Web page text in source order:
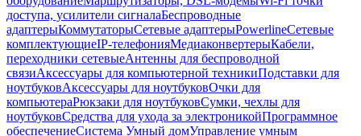
доступа, усилители сигналаБеспроводные
адаптерыКоммутаторыСетевые адаптерыPowerlineСетевые
комплектующиеIP-телефонияМедиаконвертерыКабели,
переходники сетевыеАнтенны для беспроводной
связиАксессуары для компьютерной техникиПодставки для
ноутбуковАксессуары для ноутбуковОчки для
компьютераРюкзаки для ноутбуковСумки, чехлы для
ноутбуковСредства для ухода за электроникойПрограммное
обеспечениеСистема Умный домУправление умным